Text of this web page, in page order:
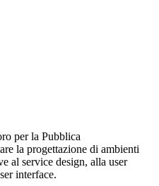
per la Pubblica
la progettazione di ambienti
al service design, alla user
interface.